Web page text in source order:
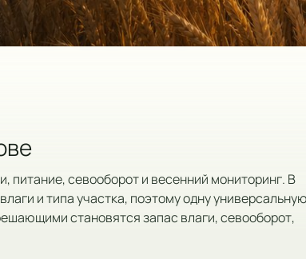
севооборот и весенний мониторинг. В
и типа участка, поэтому одну универсальную
становятся запас влаги, севооборот,